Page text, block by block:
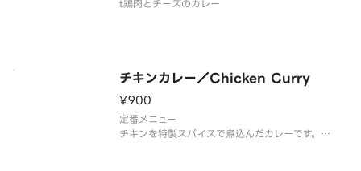
t鶏肉とチーズのカレー
チキンカレー／Chicken Curry
¥900
定番メニュー
チキンを特製スパイスで煮込んだカレーです。